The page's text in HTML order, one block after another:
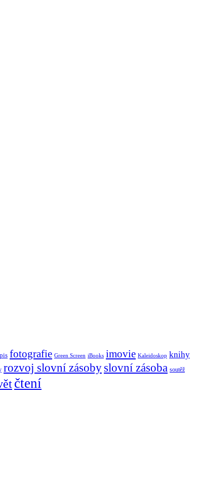
fotografie Green Screen iBooks imovie Kaleidoskop knihy
rozvoj slovní zásoby slovní zásoba soutěž
čtení